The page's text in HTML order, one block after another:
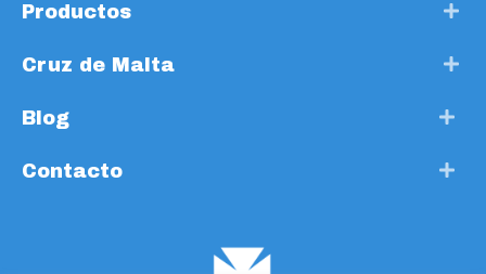
Productos
Cruz de Malta
Blog
Contacto